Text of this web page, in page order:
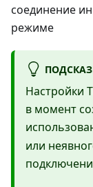
соединение
режиме
Настройки
в момент
или